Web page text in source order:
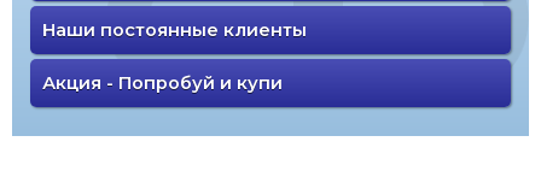
Наши постоянные клиенты
Акция - Попробуй и купи